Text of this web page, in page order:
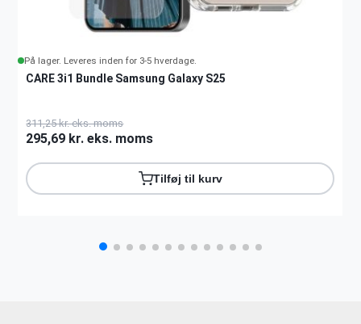
På lager. Leveres inden for 3-5 hverdage.
CARE 3i1 Bundle Samsung Galaxy S25
311,25 kr. eks. moms
295,69 kr. eks. moms
Tilføj til kurv